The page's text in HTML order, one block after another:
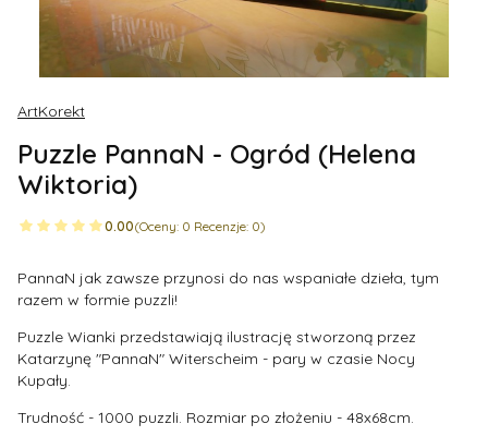
ArtKorekt
Puzzle PannaN - Ogród (Helena
Wiktoria)
0.00(Oceny: 0 Recenzje: 0)
PannaN jak zawsze przynosi do nas wspaniałe dzieła, tym
razem w formie puzzli!
Puzzle Wianki przedstawiają ilustrację stworzoną przez
Katarzynę "PannaN" Witerscheim - pary w czasie Nocy
Kupały.
Trudność - 1000 puzzli. Rozmiar po złożeniu - 48x68cm.